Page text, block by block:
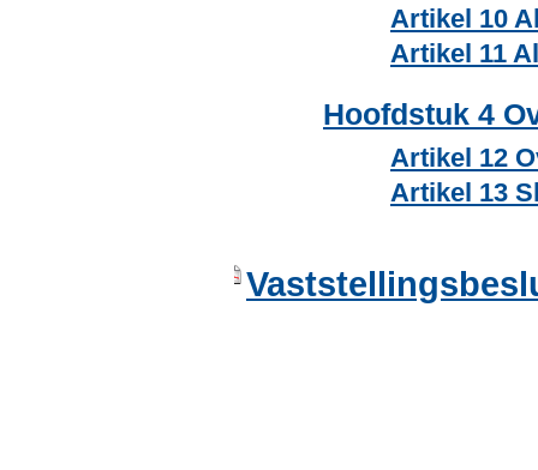
Artikel 10
Artikel 11
Hoofdstuk 4
Artikel 12
Artikel 13